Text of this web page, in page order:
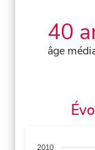
40
âge
2010